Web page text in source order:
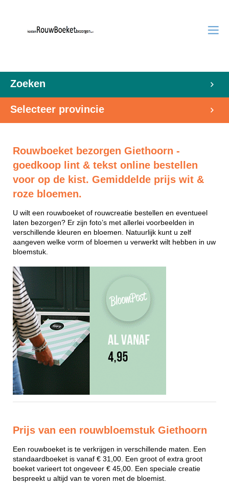
Zoeken
Selecteer provincie
Rouwboeket bezorgen Giethoorn -
goedkoop lint & tekst online bestellen
voor op de kist. Gemiddelde prijs wit &
roze bloemen.
U wilt een rouwboeket of rouwcreatie bestellen en eventueel
laten bezorgen? Er zijn foto’s met allerlei voorbeelden in
verschillende kleuren en bloemen. Natuurlijk kunt u zelf
aangeven welke vorm of bloemen u verwerkt wilt hebben in uw
bloemstuk.
Prijs van een rouwbloemstuk Giethoorn
Een rouwboeket is te verkrijgen in verschillende maten. Een
standaardboeket is vanaf € 31,00. Een groot of extra groot
boeket varieert tot ongeveer € 45,00. Een speciale creatie
bespreekt u altijd van te voren met de bloemist.